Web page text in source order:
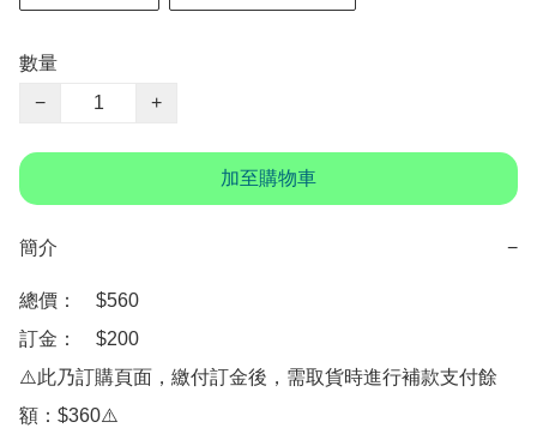
數量
−
+
加至購物車
簡介 −
總價：　$560
訂金：　$200
⚠️此乃訂購頁面，繳付訂金後，需取貨時進行補款支付餘
額：$360⚠️